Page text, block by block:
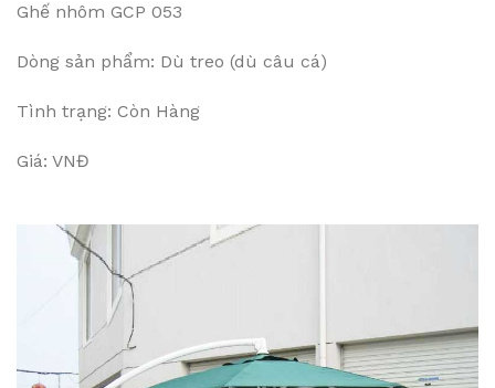
Ghế nhôm GCP 053
Dòng sản phẩm: Dù treo (dù câu cá)
Tình trạng: Còn Hàng
Giá: VNĐ